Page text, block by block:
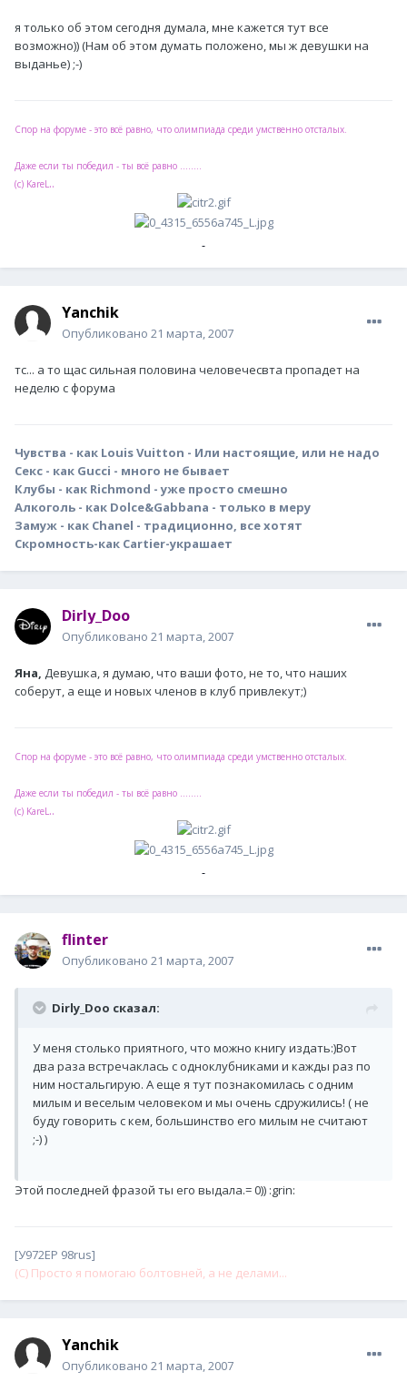
я только об этом сегодня думала, мне кажется тут все
возможно)) (Нам об этом думать положено, мы ж девушки на
выданье) ;-)
Спор на форуме - это всё равно, что олимпиада среди умственно отсталых.
Даже если ты победил - ты всё равно ........
(с) KareL..
Yanchik
Опубликовано 21 марта, 2007
тс... а то щас сильная половина человечесвта пропадет на
неделю с форума
Чувства - как Louis Vuitton - Или настоящие, или не надо
Секс - как Gucci - много не бывает
Клубы - как Richmond - уже просто смешно
Алкоголь - как Dolce&Gabbana - только в меру
Замуж - как Chanel - традиционно, все хотят
Скромность-как Cartier-украшает
Dirly_Doo
Опубликовано 21 марта, 2007
Яна, Девушка, я думаю, что ваши фото, не то, что наших
соберут, а еще и новых членов в клуб привлекут;)
Спор на форуме - это всё равно, что олимпиада среди умственно отсталых.
Даже если ты победил - ты всё равно ........
(с) KareL..
flinter
Опубликовано 21 марта, 2007
Dirly_Doo сказал:
У меня столько приятного, что можно книгу издать:)Вот
два раза встречаклась с одноклубниками и кажды раз по
ним ностальгирую. А еще я тут познакомилась с одним
милым и веселым человеком и мы очень сдружились! ( не
буду говорить с кем, большинство его милым не считают
;-) )
Этой последней фразой ты его выдала.= 0)) :grin:
[У972ЕР 98rus]
(С) Просто я помогаю болтовней, а не делами...
Yanchik
Опубликовано 21 марта, 2007